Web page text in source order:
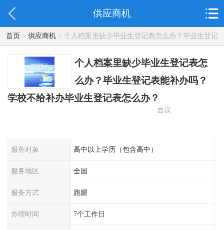
供应商机
首页> 供应商机> 个人档案里缺少毕业生登记表怎么办？毕业生登记
表能补办吗？学校不给补办毕业生登记表怎么办？
个人档案里缺少毕业生登记表怎
么办？毕业生登记表能补办吗？
学校不给补办毕业生登记表怎么办？
面议
服务对象 高中以上学历（包含高中）
服务地区 全国
服务方式 跑腿
办理时间 7个工作日